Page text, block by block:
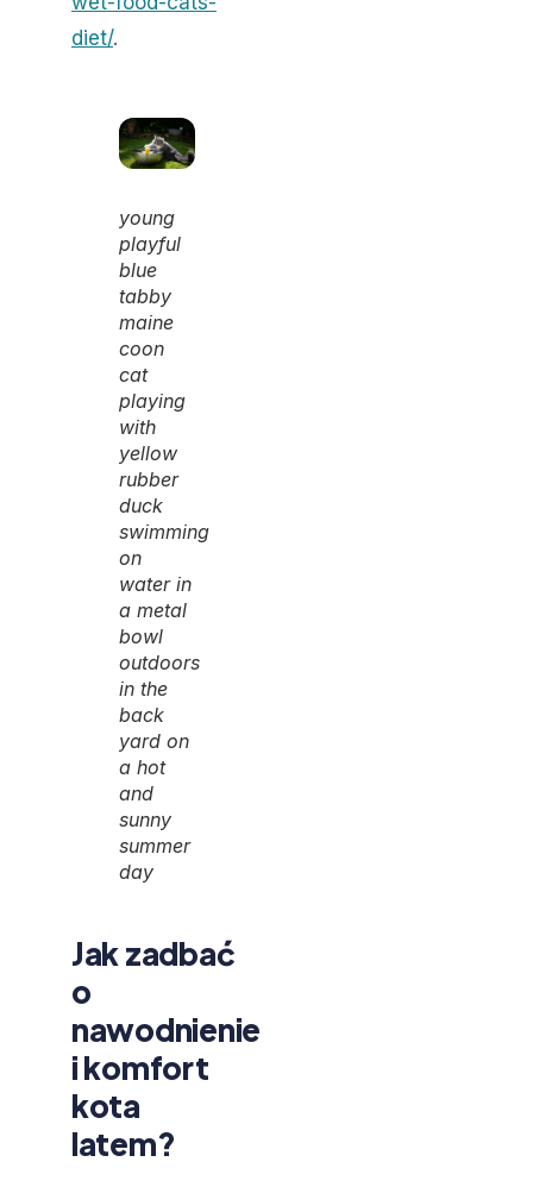
diet/.
young
playful
blue
tabby
maine
coon
cat
playing
with
yellow
rubber
duck
swimming
on
water in
a metal
bowl
outdoors
in the
back
yard on
a hot
and
sunny
summer
day
Jak zadbać
o
nawodnienie
i komfort
kota
latem?